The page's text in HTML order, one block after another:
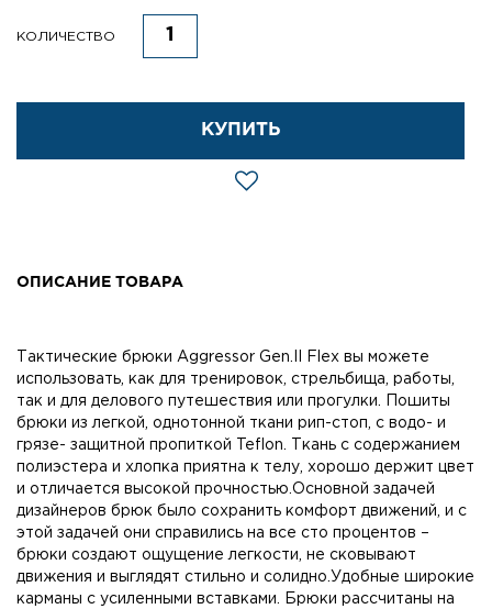
КОЛИЧЕСТВО
КУПИТЬ
ОПИСАНИЕ ТОВАРА
Тактические брюки Aggressor Gen.II Flex вы можете
использовать, как для тренировок, стрельбища, работы,
так и для делового путешествия или прогулки. Пошиты
брюки из легкой, однотонной ткани рип-стоп, с водо- и
грязе- защитной пропиткой Teflon. Ткань с содержанием
полиэстера и хлопка приятна к телу, хорошо держит цвет
и отличается высокой прочностью.Основной задачей
дизайнеров брюк было сохранить комфорт движений, и с
этой задачей они справились на все сто процентов –
брюки создают ощущение легкости, не сковывают
движения и выглядят стильно и солидно.Удобные широкие
карманы с усиленными вставками. Брюки рассчитаны на